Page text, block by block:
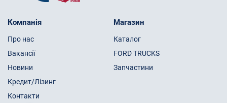
Компанія
Про нас
Вакансії
Новини
Кредит/Лізинг
Контакти
Магазин
Каталог
FORD TRUCKS
Запчастини